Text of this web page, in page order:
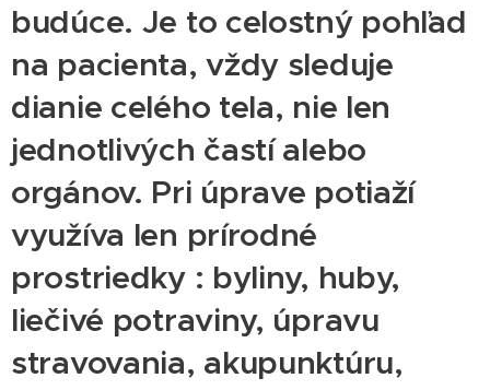
budúce. Je to celostný pohľad
na pacienta, vždy sleduje
dianie celého tela, nie len
jednotlivých častí alebo
orgánov. Pri úprave potiaží
využíva len prírodné
prostriedky : byliny, huby,
liečivé potraviny, úpravu
stravovania, akupunktúru,